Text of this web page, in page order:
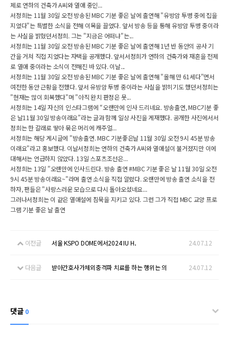
제로 연하의 건축가 A씨와 열애 중인...
서정희는 11월 30일 오전 방송된 MBC 기분 좋은 날에 출연해 "유방암 투병 중에 집을
지었다"는 특별한 소식을 전해 이목을 끌었다. 앞서 방송 등을 통해 유방암 투병 중이라
는 사실을 밝혔던서정희. 그는 "지금은 어떠냐"는...
서정희는 11월 30일 오전 방송된 MBC 기분 좋은 날에 출연해 1년 반 동안의 공사 기
간을 거쳐 직접 지었다는 자택을 공개했다. 앞서서정희가 연하의 건축가와 재혼을 전제
로 열애 중이라는 소식이 전해진 바 있다. 이날...
서정희는 11월 30일 오전 방송된 MBC 기분 좋은 날에 출연해 "올해 만 61세다"면서
여전한 동안 근황을 전했다. 앞서 유방암 투병 중이라는 사실을 밝히기도 했던서정희는
"현재는 많이 회복했다"며 "아직 완치 판정은 못...
서정희는 14일 자신의 인스타그램에 “오랜만에 인사 드리네요. 방송출연, MBC기분 좋
은 날11월 30일 방송이래요”라는 글과 함께 일상 사진을 게재했다. 공개한 사진에서서
정희는 한 갈래로 땋아 묶은 머리에 캐주얼...
서정희는 해당 게시글에 "방송출연. MBC 기분좋은날 11월 30일 오전 9시 45분 방송
이래요"라고 홍보했다. 이날서정희는 연하의 건축가 A씨와 열애설이 불거졌지만 이에
대해서는 언급하지 않았다. 13일 스포츠조선은...
서정희는 13일 "오랜만에 인사드린다. 방송 출연 #MBC 기분 좋은 날 11월 30일 오전
9시 45분 방송이래요~"라며 출연 소식을 직접 알렸다. 오랜만에 방송 출연 소식을 전
하자, 팬들은 "사랑스러운 모습으로 다시 돌아오셨네요...
그러나서정희는 이 같은 열애설에 침묵을 지키고 있다. 그런 그가 직접 MBC 교양 프로
그램 기분 좋은 날 출연
이전글 서울 KSPO DOME에서2024 IU H． 24.07.12
다음글 받아간호사가체외충격파 치료를 하는 행위는 의 24.07.12
댓글 0